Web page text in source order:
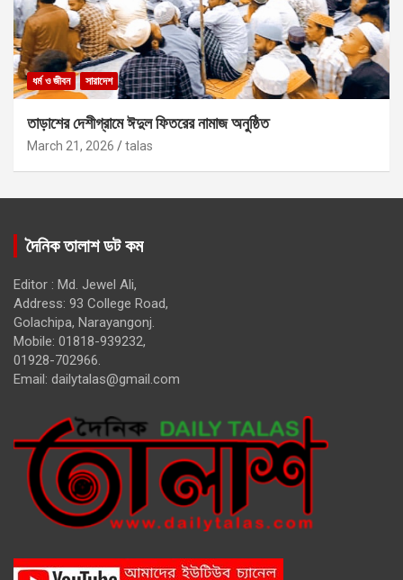
ধর্ম ও জীবন সারাদেশ
তাড়াশের দেশীগ্রামে ঈদুল ফিতরের নামাজ অনুষ্ঠিত
March 21, 2026 talas
দৈনিক তালাশ ডট কম
Editor : Md. Jewel Ali,
Address: 93 College Road,
Golachipa, Narayangonj.
Mobile: 01818-939232,
01928-702966.
Email: dailytalas@gmail.com